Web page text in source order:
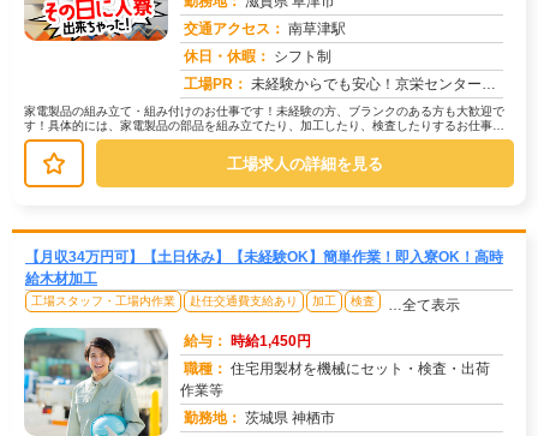
交通アクセス： 南草津駅
休日・休暇： シフト制
工場PR： 未経験からでも安心！京栄センターで新しい一歩を踏み出してみませんか？→ 2000名以上の紹介実績！多くの仲間が活躍...
家電製品の組み立て・組み付けのお仕事です！未経験の方、ブランクのある方も大歓迎で
す！具体的には、家電製品の部品を組み立てたり、加工したり、検査したりするお仕事で
す。→樹脂成型や板金加工といった作...
工場求人の詳細を見る
【月収34万円可】【土日休み】【未経験OK】簡単作業！即入寮OK！高時
給木材加工
工場スタッフ・工場内作業 赴任交通費支給あり 加工 検査 …全て表示
給与： 時給1,450円
職種： 住宅用製材を機械にセット・検査・出荷
作業等
勤務地： 茨城県 神栖市